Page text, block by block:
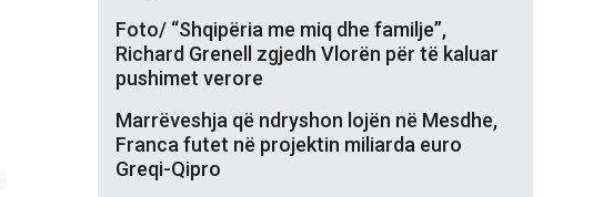
Foto/ “Shqipëria me miq dhe familje”,
Richard Grenell zgjedh Vlorën për të kaluar
pushimet verore
Marrëveshja që ndryshon lojën në Mesdhe,
Franca futet në projektin miliarda euro
Greqi-Qipro